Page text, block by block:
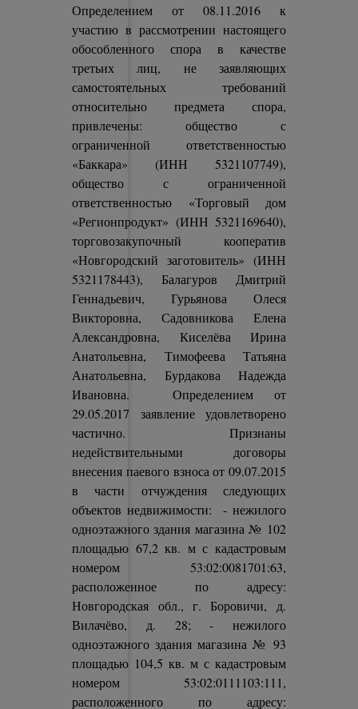
Определением от 08.11.2016 к
участию в рассмотрении настоящего
обособленного спора в качестве
третьих лиц, не заявляющих
самостоятельных требований
относительно предмета спора,
привлечены: общество с
ограниченной ответственностью
«Баккара» (ИНН 5321107749),
общество с ограниченной
ответственностью «Торговый дом
«Регионпродукт» (ИНН 5321169640),
торговозакупочный кооператив
«Новгородский заготовитель» (ИНН
5321178443), Балагуров Дмитрий
Геннадьевич, Гурьянова Олеся
Викторовна, Садовникова Елена
Александровна, Киселёва Ирина
Анатольевна, Тимофеева Татьяна
Анатольевна, Бурдакова Надежда
Ивановна. Определением от
29.05.2017 заявление удовлетворено
частично. Признаны
недействительными договоры
внесения паевого взноса от 09.07.2015
в части отчуждения следующих
объектов недвижимости: - нежилого
одноэтажного здания магазина № 102
площадью 67,2 кв. м с кадастровым
номером 53:02:0081701:63,
расположенное по адресу:
Новгородская обл., г. Боровичи, д.
Вилачёво, д. 28; - нежилого
одноэтажного здания магазина № 93
площадью 104,5 кв. м с кадастровым
номером 53:02:0111103:111,
расположенного по адресу: